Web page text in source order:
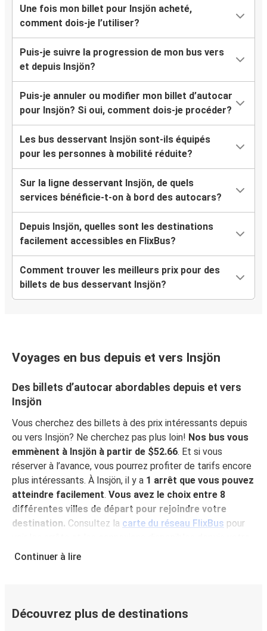
Une fois mon billet pour Insjön acheté,
comment dois-je l’utiliser?
Puis-je suivre la progression de mon bus vers
et depuis Insjön?
Puis-je annuler ou modifier mon billet d’autocar
pour Insjön? Si oui, comment dois-je procéder?
Les bus desservant Insjön sont-ils équipés
pour les personnes à mobilité réduite?
Sur la ligne desservant Insjön, de quels
services bénéficie-t-on à bord des autocars?
Depuis Insjön, quelles sont les destinations
facilement accessibles en FlixBus?
Comment trouver les meilleurs prix pour des
billets de bus desservant Insjön?
Voyages en bus depuis et vers Insjön
Des billets d’autocar abordables depuis et vers
Insjön
Vous cherchez des billets à des prix intéressants depuis
ou vers Insjön? Ne cherchez pas plus loin! Nos bus vous
emmènent à Insjön à partir de $52.66. Et si vous
réserver à l’avance, vous pourrez profiter de tarifs encore
plus intéressants. À Insjön, il y a 1 arrêt que vous pouvez
atteindre facilement. Vous avez le choix entre 8
différentes villes de départ pour rejoindre votre
destination. Consultez la carte du réseau FlixBus pour
ville!
FlixBus représente le choix idéal en termes de prix
abordables et de confort pour vos déplacements vers ou
Continuer à lire
Découvrez plus de destinations